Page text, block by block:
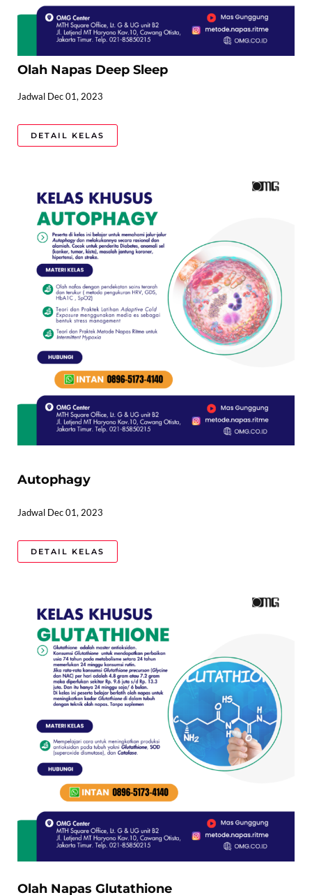
Olah Napas Deep Sleep
Jadwal Dec 01, 2023
DETAIL KELAS
Autophagy
Jadwal Dec 01, 2023
DETAIL KELAS
Olah Napas Glutathione